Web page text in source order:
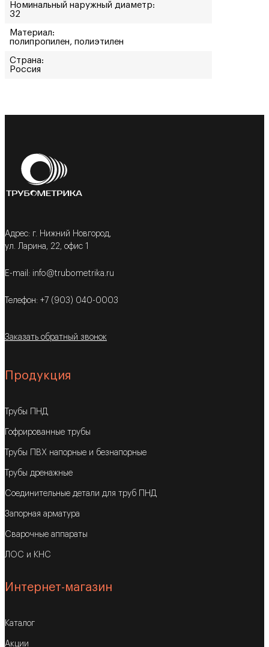
Номинальный наружный диаметр:
32
Материал:
полипропилен, полиэтилен
Страна:
Россия
Адрес: г. Нижний Новгород,
ул. Ларина, 22, офис 1
E-mail: info@trubometrika.ru
Телефон: +7 (903) 040-0003
Заказать обратный звонок
Продукция
Трубы ПНД
Гофрированные трубы
Трубы ПВХ напорные и безнапорные
Трубы дренажные
Соединительные детали для труб ПНД
Запорная арматура
Сварочные аппараты
ЛОС и КНС
Интернет-магазин
Каталог
Акции